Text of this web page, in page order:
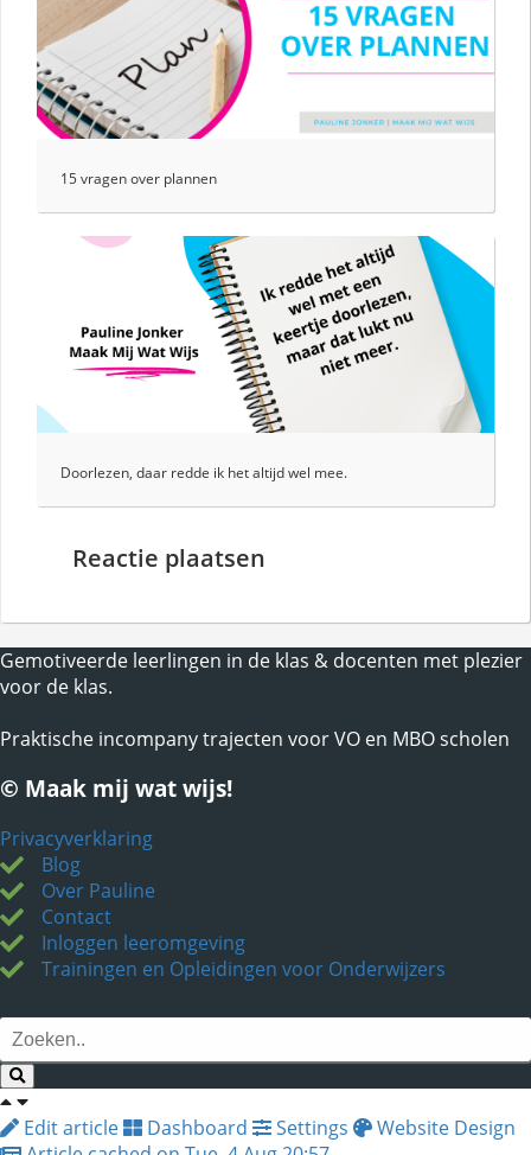
15 vragen over plannen
Doorlezen, daar redde ik het altijd wel mee.
Reactie plaatsen
Gemotiveerde leerlingen in de klas & docenten met plezier
voor de klas.
Praktische incompany trajecten voor VO en MBO scholen
© Maak mij wat wijs!
Privacyverklaring
Blog
Over Pauline
Contact
Inloggen leeromgeving
Trainingen en Opleidingen voor Onderwijzers
Edit article Dashboard Settings
Website Design